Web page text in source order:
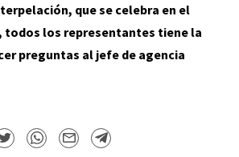
que se celebra en el
todos los representantes tiene la
preguntas al jefe de agencia